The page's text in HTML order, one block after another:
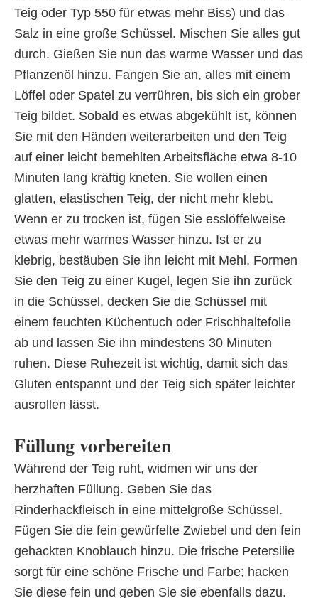
Teig oder Typ 550 für etwas mehr Biss) und das
Salz in eine große Schüssel. Mischen Sie alles gut
durch. Gießen Sie nun das warme Wasser und das
Pflanzenöl hinzu. Fangen Sie an, alles mit einem
Löffel oder Spatel zu verrühren, bis sich ein grober
Teig bildet. Sobald es etwas abgekühlt ist, können
Sie mit den Händen weiterarbeiten und den Teig
auf einer leicht bemehlten Arbeitsfläche etwa 8-10
Minuten lang kräftig kneten. Sie wollen einen
glatten, elastischen Teig, der nicht mehr klebt.
Wenn er zu trocken ist, fügen Sie esslöffelweise
etwas mehr warmes Wasser hinzu. Ist er zu
klebrig, bestäuben Sie ihn leicht mit Mehl. Formen
Sie den Teig zu einer Kugel, legen Sie ihn zurück
in die Schüssel, decken Sie die Schüssel mit
einem feuchten Küchentuch oder Frischhaltefolie
ab und lassen Sie ihn mindestens 30 Minuten
ruhen. Diese Ruhezeit ist wichtig, damit sich das
Gluten entspannt und der Teig sich später leichter
ausrollen lässt.
Füllung vorbereiten
Während der Teig ruht, widmen wir uns der
herzhaften Füllung. Geben Sie das
Rinderhackfleisch in eine mittelgroße Schüssel.
Fügen Sie die fein gewürfelte Zwiebel und den fein
gehackten Knoblauch hinzu. Die frische Petersilie
sorgt für eine schöne Frische und Farbe; hacken
Sie diese fein und geben Sie sie ebenfalls dazu.